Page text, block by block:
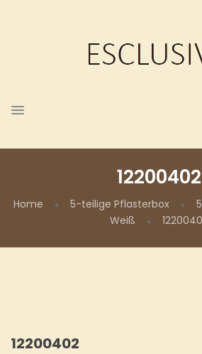
12200402
Home 5-teilige Pflasterbox
Weiß
12200402